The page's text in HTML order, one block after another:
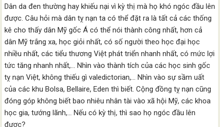
Dân da đen thường hay khiếu nại vì kỳ thị mà họ khó ngóc đầu lên
được. Câu hỏi mà dân tỵ nạn ta có thể đặt ra là tất cả các thống
kê cho thấy dân Mỹ gốc Á có thể nói thành công nhất, hơn cả
dân Mỹ trắng xa, học giỏi nhất, có số người theo học đại học
nhiều nhất, các tiểu thương Việt phát triển nhanh nhất, có mức lợi
tức tăng nhanh nhất,… Nhìn vào thành tích của các học sinh gốc
tỵ nạn Việt, không thiếu gì valedictorian,… Nhìn vào sự sầm uất
của các khu Bolsa, Bellaire, Eden thì biết. Cộng đồng tỵ nạn cũng
đóng góp không biết bao nhiêu nhân tài vào xã hội Mỹ, các khoa
học gia, tướng lãnh,… Nếu có kỳ thị, thì sao họ ngóc đầu lên
được?